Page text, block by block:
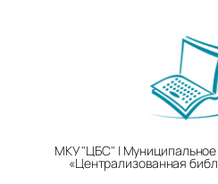
МКУ "ЦБС" | Муниципальное
«Централизованная